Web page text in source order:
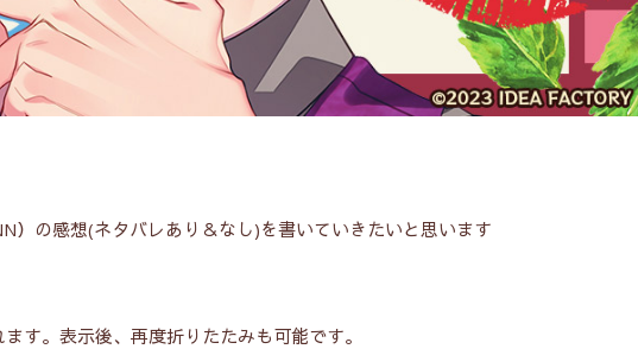
）の感想(ネタバレあり＆なし)を書いていきたいと思います
す。表示後、再度折りたたみも可能です。